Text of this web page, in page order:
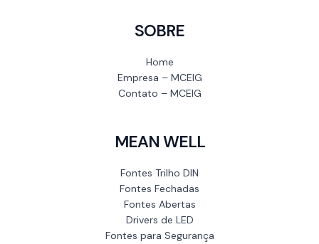
SOBRE
Home
Empresa – MCEIG
Contato – MCEIG
MEAN WELL
Fontes Trilho DIN
Fontes Fechadas
Fontes Abertas
Drivers de LED
Fontes para Segurança